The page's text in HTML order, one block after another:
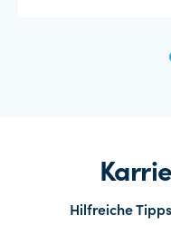
Hilfreiche